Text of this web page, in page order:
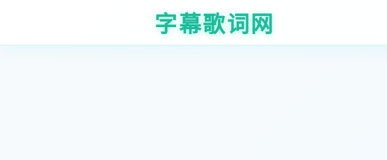
字幕歌词网